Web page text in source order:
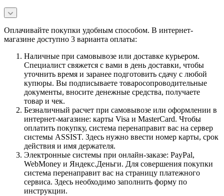
Оплачивайте покупки удобным способом. В интернет-
магазине доступно 3 варианта оплаты:
Наличные при самовывозе или доставке курьером.
Специалист свяжется с вами в день доставки, чтобы
уточнить время и заранее подготовить сдачу с любой
купюры. Вы подписываете товаросопроводительные
документы, вносите денежные средства, получаете
товар и чек.
Безналичный расчет при самовывозе или оформлении в
интернет-магазине: карты Visa и MasterCard. Чтобы
оплатить покупку, система перенаправит вас на сервер
системы ASSIST. Здесь нужно ввести номер карты, срок
действия и имя держателя.
Электронные системы при онлайн-заказе: PayPal,
WebMoney и Яндекс.Деньги. Для совершения покупки
система перенаправит вас на страницу платежного
сервиса. Здесь необходимо заполнить форму по
инструкции.